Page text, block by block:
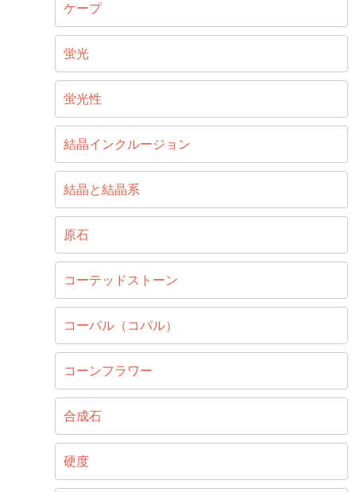
ケープ
蛍光
蛍光性
結晶インクルージョン
結晶と結晶系
原石
コーテッドストーン
コーパル（コパル）
コーンフラワー
合成石
硬度